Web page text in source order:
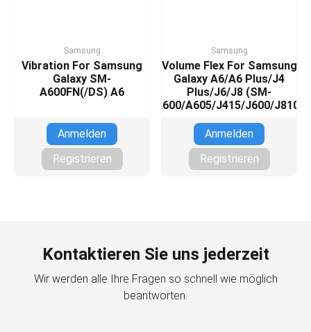
Samsung
Vibration For Samsung
Galaxy SM-
A600FN(/DS) A6
Anmelden
Registrieren
Samsung
Volume Flex For Samsung
Galaxy A6/A6 Plus/J4
Plus/J6/J8 (SM-
A600/A605/J415/J600/J810)
Anmelden
Registrieren
Kontaktieren Sie uns jederzeit
Wir werden alle Ihre Fragen so schnell wie möglich
beantworten.